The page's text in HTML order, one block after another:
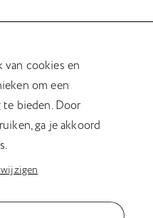
van cookies en
om een
bieden. Door
ga je akkoord